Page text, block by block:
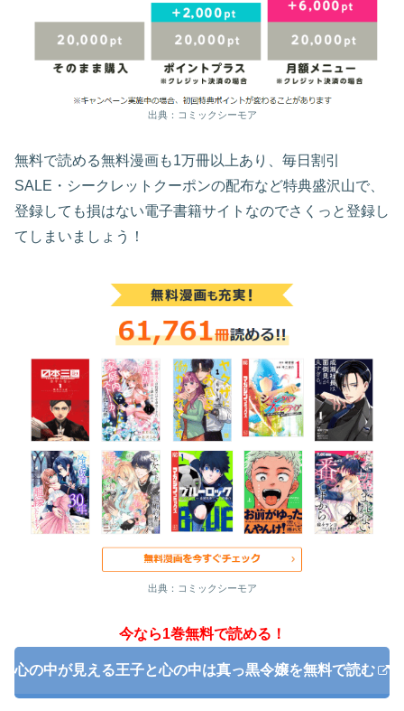
出典：コミックシーモア
無料で読める無料漫画も1万冊以上あり、毎日割引
SALE・シークレットクーポンの配布など特典盛沢山で、
登録しても損はない電子書籍サイトなのでさくっと登録し
てしまいましょう！
出典：コミックシーモア
今なら1巻無料で読める！
心の中が見える王子と心の中は真っ黒令嬢を無料で読む